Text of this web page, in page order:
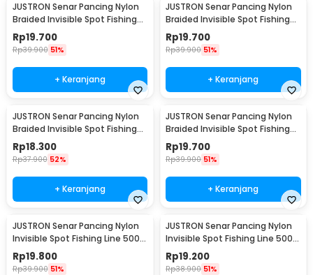
JUSTRON Senar Pancing Nylon
Braided Invisible Spot Fishing
Line 500M 0.6 - DPLS
Rp19.700
Rp39.900 51%
+ Keranjang
JUSTRON Senar Pancing Nylon
Braided Invisible Spot Fishing
Line 500M 0.4 - DPLS
Rp19.700
Rp39.900 51%
+ Keranjang
JUSTRON Senar Pancing Nylon
Braided Invisible Spot Fishing
Line 500M 1.2 - DPLS
Rp18.300
Rp37.900 52%
+ Keranjang
JUSTRON Senar Pancing Nylon
Braided Invisible Spot Fishing
Line 500M 1.0 - DPLS
Rp19.700
Rp39.900 51%
+ Keranjang
JUSTRON Senar Pancing Nylon
Invisible Spot Fishing Line 500M
4.0 - MR-500M
Rp19.800
Rp39.900 51%
JUSTRON Senar Pancing Nylon
Invisible Spot Fishing Line 500M
6.0 - MR-500M
Rp19.200
Rp38.900 51%